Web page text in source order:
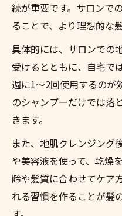
続が重要です。サロンで
ることで、より理想的な
具体的には、サロンでの
受けるとともに、自宅で
週に1〜2回使用するのが
のシャンプーだけでは落
きます。
また、地肌クレンジング
や美容液を使って、乾燥
齢や髪質に合わせてケア
れる習慣を作ることが髪